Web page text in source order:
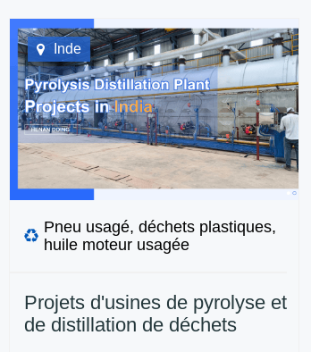
Inde
Pneu usagé, déchets plastiques,
huile moteur usagée
Projets d'usines de pyrolyse et
de distillation de déchets